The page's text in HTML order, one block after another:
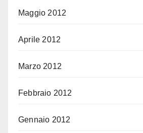
Maggio 2012
Aprile 2012
Marzo 2012
Febbraio 2012
Gennaio 2012